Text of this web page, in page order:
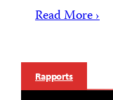
Read More ›
Rapports